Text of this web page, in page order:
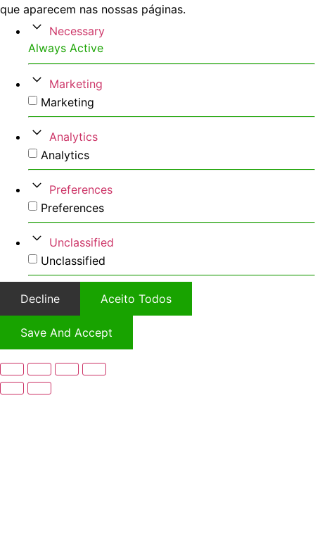
que aparecem nas nossas páginas.
Necessary
Always Active
Marketing
Marketing
Analytics
Analytics
Preferences
Preferences
Unclassified
Unclassified
Decline Aceito Todos
Save And Accept